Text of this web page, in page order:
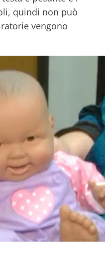
quindi non può
vengono